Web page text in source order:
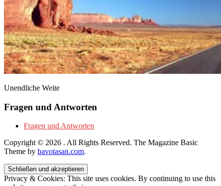
Unendliche Weite
Fragen und Antworten
Fragen und Antworten
Copyright © 2026 . All Rights Reserved. The Magazine Basic
Theme by bavotasan.com.
Privacy & Cookies: This site uses cookies. By continuing to use this